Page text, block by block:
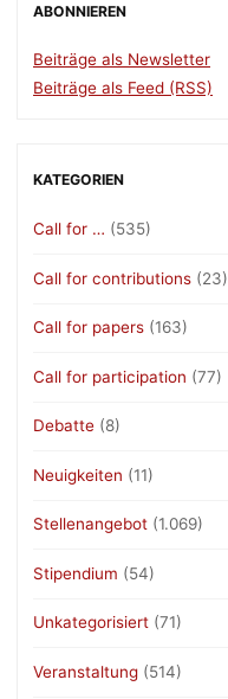
ABONNIEREN
Beiträge als Newsletter
Beiträge als Feed (RSS)
KATEGORIEN
Call for … (535)
Call for contributions (23)
Call for papers (163)
Call for participation (77)
Debatte (8)
Neuigkeiten (11)
Stellenangebot (1.069)
Stipendium (54)
Unkategorisiert (71)
Veranstaltung (514)